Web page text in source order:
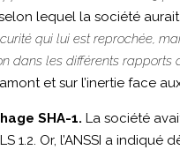
lequel la société
qui lui est reprochée,
dans les différents rapports
et sur l’inertie face
SHA-1. La société
Or, l’ANSSI a indiqué